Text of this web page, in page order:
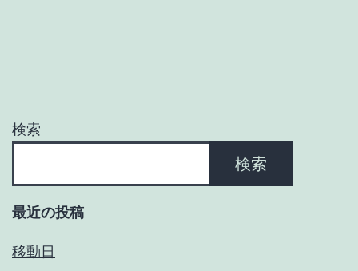
ョ
検索
検索
最近の投稿
移動日